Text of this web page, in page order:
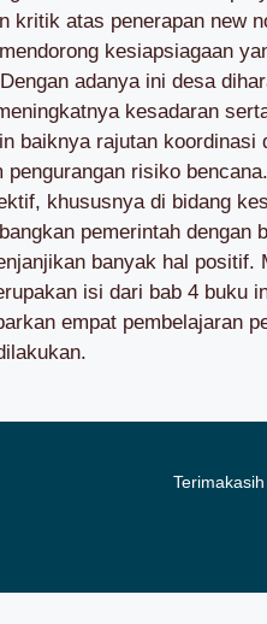
kritik atas penerapan new
kesiapsiagaan
adanya ini desa
kesadaran
baiknya rajutan koordinasi
pengurangan risiko
khususnya di bidang
pemerintah dengan
banyak hal positif.
isi dari bab 4 buku
empat pembelajaran